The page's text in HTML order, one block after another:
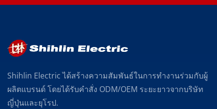
Shihlin Electric ได้สร้างความสัมพันธ์ในการทำงานร่วมกับผู้
ผลิตแบรนด์ โดยได้รับคำสั่ง ODM/OEM ระยะยาวจากบริษัท
ญี่ปุ่นและยุโรป.